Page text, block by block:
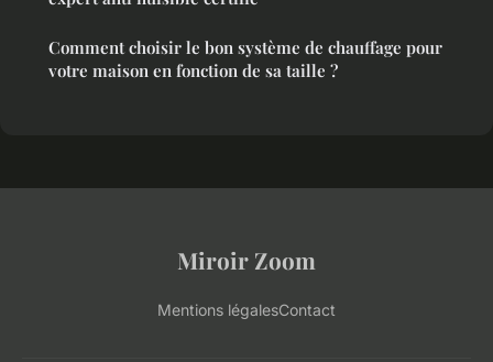
Comment choisir le bon système de chauffage pour
votre maison en fonction de sa taille ?
Miroir Zoom
Mentions légalesContact